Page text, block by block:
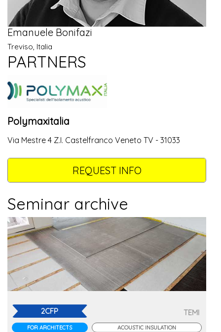
Emanuele Bonifazi
Treviso, Italia
PARTNERS
Polymaxitalia
Via Mestre 4 Z.I. Castelfranco Veneto TV - 31033
REQUEST INFO
Seminar archive
2CFP
FOR ARCHITECTS
TEMI
ACOUSTIC INSULATION